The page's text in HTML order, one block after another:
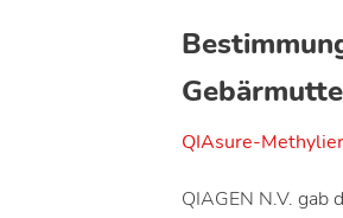
QIAsure-
QIAGEN N.V. gab